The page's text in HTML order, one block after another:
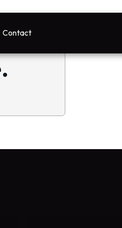
Contact